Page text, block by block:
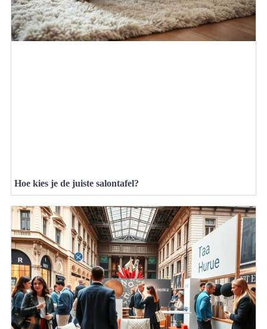
Hoe kies je de juiste salontafel?